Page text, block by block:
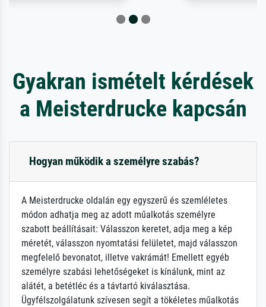
Gyakran ismételt kérdések
a Meisterdrucke kapcsán
Hogyan működik a személyre szabás?
A Meisterdrucke oldalán egy egyszerű és szemléletes
módon adhatja meg az adott műalkotás személyre
szabott beállításait: Válasszon keretet, adja meg a kép
méretét, válasszon nyomtatási felületet, majd válasszon
megfelelő bevonatot, illetve vakrámát! Emellett egyéb
személyre szabási lehetőségeket is kínálunk, mint az
alátét, a betétléc és a távtartó kiválasztása.
Ügyfélszolgálatunk szívesen segít a tökéletes műalkotás